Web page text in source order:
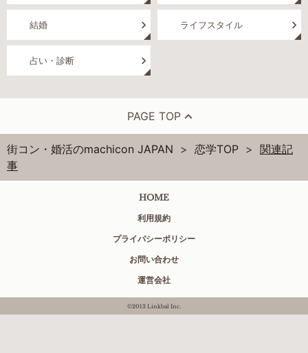
結婚 ライフスタイル
占い・診断
PAGE TOP
街コン・婚活のmachicon JAPAN 恋学TOP
関連記
事
HOME
利用規約
プライバシーポリシー
お問い合わせ
運営会社
©2013 Linkbal Inc.